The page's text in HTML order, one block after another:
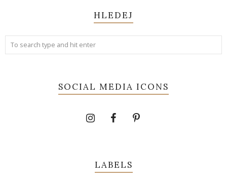
HLEDEJ
SOCIAL MEDIA ICONS
LABELS